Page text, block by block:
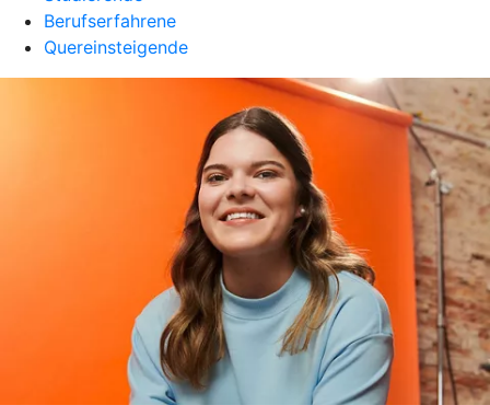
Berufserfahrene
Quereinsteigende